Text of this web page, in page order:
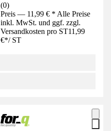
(0)
Preis — 11,99 € * Alle Preise
inkl. MwSt. und ggf. zzgl.
Versandkosten pro ST11,99
€*/ ST